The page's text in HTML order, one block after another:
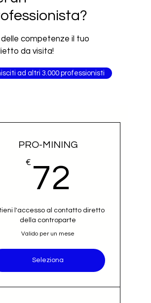
delle competenze il tuo
da visita!
ad altri 3.000 professionisti
PRO-MINING
€ 72
l'accesso al contatto diretto
della controparte
Valido per un mese
Seleziona